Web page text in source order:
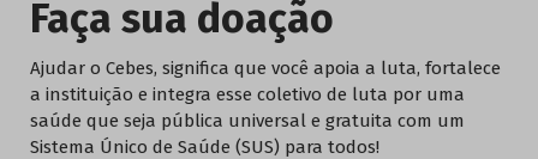
Faça sua doação
Ajudar o Cebes, significa que você apoia a luta, fortalece
a instituição e integra esse coletivo de luta por uma
saúde que seja pública universal e gratuita com um
Sistema Único de Saúde (SUS) para todos!